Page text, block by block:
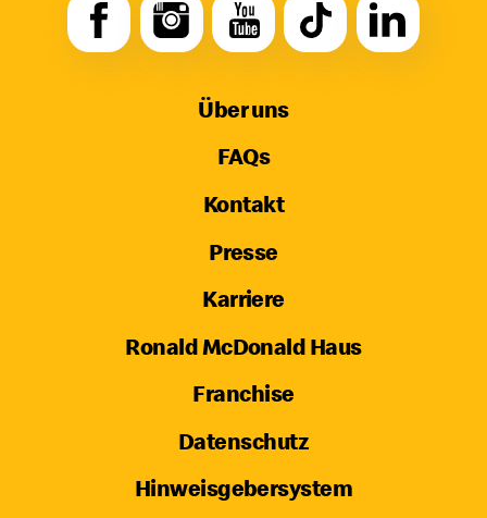
Über uns
FAQs
Kontakt
Presse
Karriere
Ronald McDonald Haus
Franchise
Datenschutz
Hinweisgebersystem